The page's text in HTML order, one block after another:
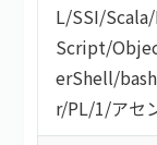
L/SSI/Scala/
Script/
erShell/
r/PL/1/アセ